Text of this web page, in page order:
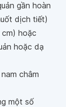
gần hoàn
dịch tiết)
hoặc
hoặc dạ
châm
một số